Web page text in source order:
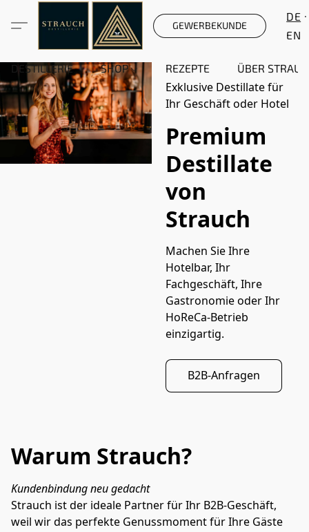
GEWERBEKUNDE
DE
EN
DESTILLERIE SHOP REZEPTE ÜBER
Exklusive Destillate für
Ihr Geschäft oder Hotel
Premium
Destillate
von
Strauch
Machen Sie Ihre
Hotelbar, Ihr
Fachgeschäft, Ihre
Gastronomie oder Ihr
HoReCa-Betrieb
einzigartig.
B2B-Anfragen
Warum Strauch?
Kundenbindung neu gedacht
Strauch ist der ideale Partner für Ihr B2B-Geschäft,
weil wir das perfekte Genussmoment für Ihre Gäste